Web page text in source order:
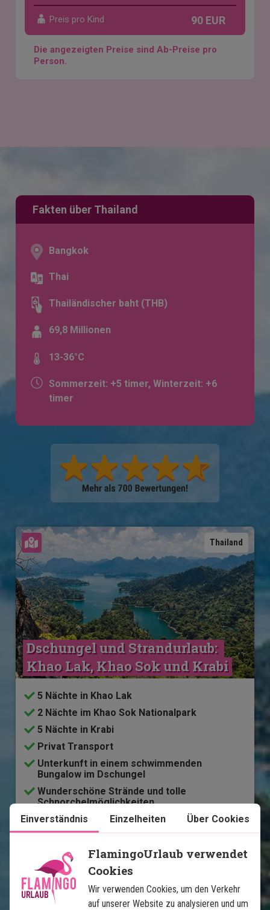
Preis pro Kind 90 EUR
Die angezeigten Preise sind Ab-Preise pro
Person.
Fakten über Thailand
Bangkok
Thai
Thailändischer baht (THB)
69,8 Millionen
13-36°C
Sommerzeit: +5 timer, Winterzeit: +6
timer
Thailand
Karte ansehen
Dschungel und Strandurlaub:
Khao Lak, Khao Sok und Krabi
5 Nächte in Khao Lak
2 Nächte im Khao Sok Nationalpark
5 Nächte in Krabi
Privat Transport
Unterkunft in einem schwimmenden
Bungalow im Dschungel
Wunderschöne Strände und tolle
Schnorchelmöglichkeiten
15 Tage
Preis pr.
1.510€ Mehr lesen
Einverständnis Einzelheiten Über Cookies
FlamingoUrlaub verwendet
Cookies
Wir verwenden Cookies, um den Verkehr
auf unserer Website zu analysieren und um